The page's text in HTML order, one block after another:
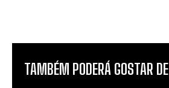
TAMBÉM PODERÁ GOSTAR DE